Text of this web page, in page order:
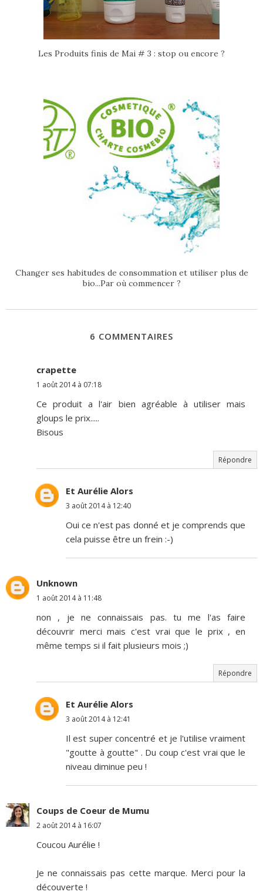
Les Produits finis de Mai # 3 : stop ou encore ?
Changer ses habitudes de consommation et utiliser plus de
bio...Par où commencer ?
6 COMMENTAIRES
crapette
1 août 2014 à 07:18
Ce produit a l'air bien agréable à utiliser mais
gloups le prix.....
Bisous
Répondre
Et Aurélie Alors
3 août 2014 à 12:40
Oui ce n'est pas donné et je comprends que
cela puisse être un frein :-)
Unknown
1 août 2014 à 11:48
non , je ne connaissais pas. tu me l'as faire
découvrir merci mais c'est vrai que le prix , en
même temps si il fait plusieurs mois ;)
Répondre
Et Aurélie Alors
3 août 2014 à 12:41
Il est super concentré et je l'utilise vraiment
"goutte à goutte" . Du coup c'est vrai que le
niveau diminue peu !
Coups de Coeur de Mumu
2 août 2014 à 16:07
Coucou Aurélie !
Je ne connaissais pas cette marque. Merci pour la
découverte !